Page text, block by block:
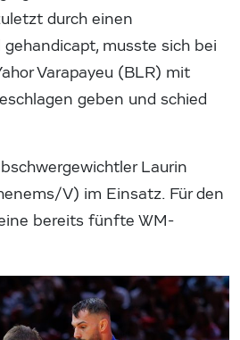
durch einen
musste sich bei
Varapayeu (BLR) mit
geben und schied
Laurin
V) im Einsatz. Für den
bereits fünfte WM-